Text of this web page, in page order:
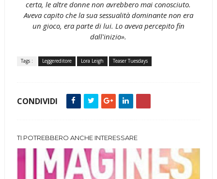
certa, le altre donne non avrebbero mai conosciuto.
Aveva capito che la sua sessualità dominante non era
un gioco, era parte di lui. Lo aveva percepito fin
dall'inizio».
Tags : Leggereditore Lora Leigh Teaser Tuesdays
CONDIVIDI
TI POTREBBERO ANCHE INTERESSARE